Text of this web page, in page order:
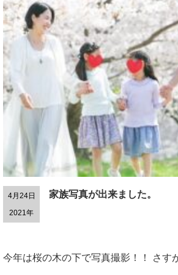
4月24日
2021年
家族写真が出来ました。
今年は桜の木の下で写真撮影！！ さす